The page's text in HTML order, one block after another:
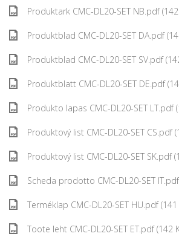
Produktark CMC-DL20-SET NB.pdf (142
Produktblad CMC-DL20-SET DA.pdf
Produktblad CMC-DL20-SET SV.pdf
Produktblatt CMC-DL20-SET DE.pdf
Produkto lapas CMC-DL20-SET LT.pdf
Produktový list CMC-DL20-SET CS.pdf
Produktový list CMC-DL20-SET SK.pdf
Scheda prodotto CMC-DL20-SET
Terméklap CMC-DL20-SET HU.pdf (141
Toote leht CMC-DL20-SET ET.pdf (142